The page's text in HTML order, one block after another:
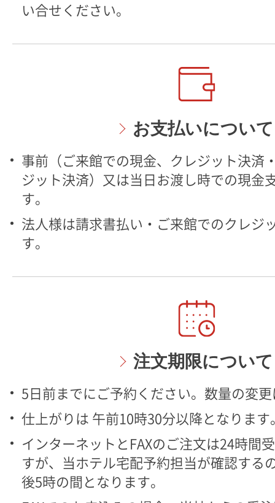
い合せください。
お支払いについて
事前（ご来館での現金、クレジット決済
ジット決済）又は当日お渡し時での現金
す。
法人様は請求書払い・ご来館でのクレジ
す。
注文期限について
5日前までにご予約ください。数量の変
仕上がりは 午前10時30分以降となります
インターネットとFAXのご注文は24時間
すが、当ホテル宅配予約担当が確認する
後5時の間となります。